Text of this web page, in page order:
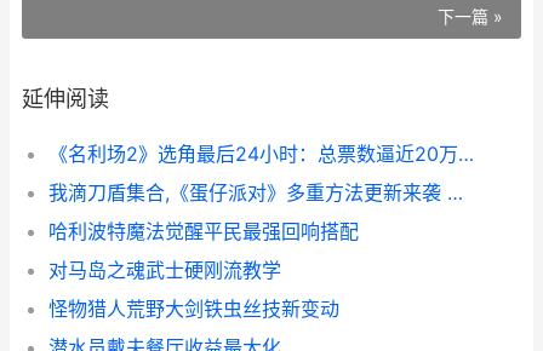
下一篇 »
延伸阅读
《名利场2》选角最后24小时：总票数逼近20万,两组演员竞争白热化 名利场2011
我滴刀盾集合,《蛋仔派对》多重方法更新来袭 刀盾组合
哈利波特魔法觉醒平民最强回响搭配
对马岛之魂武士硬刚流教学
怪物猎人荒野大剑铁虫丝技新变动